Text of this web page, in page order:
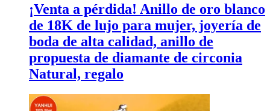
¡Venta a pérdida! Anillo de oro blanco
de 18K de lujo para mujer, joyería de
boda de alta calidad, anillo de
propuesta de diamante de circonia
Natural, regalo